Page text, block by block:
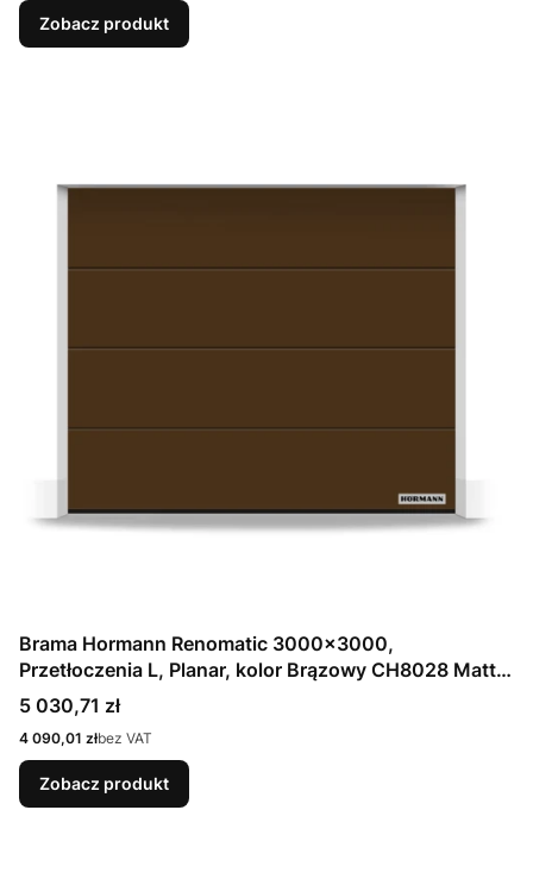
Zobacz produkt
Brama Hormann Renomatic 3000x3000,
Przetłoczenia L, Planar, kolor Brązowy CH8028 Matt
deluxe + Prowadzenie N
Cena
5 030,71 zł
Cena
4 090,01 złbez VAT
Zobacz produkt